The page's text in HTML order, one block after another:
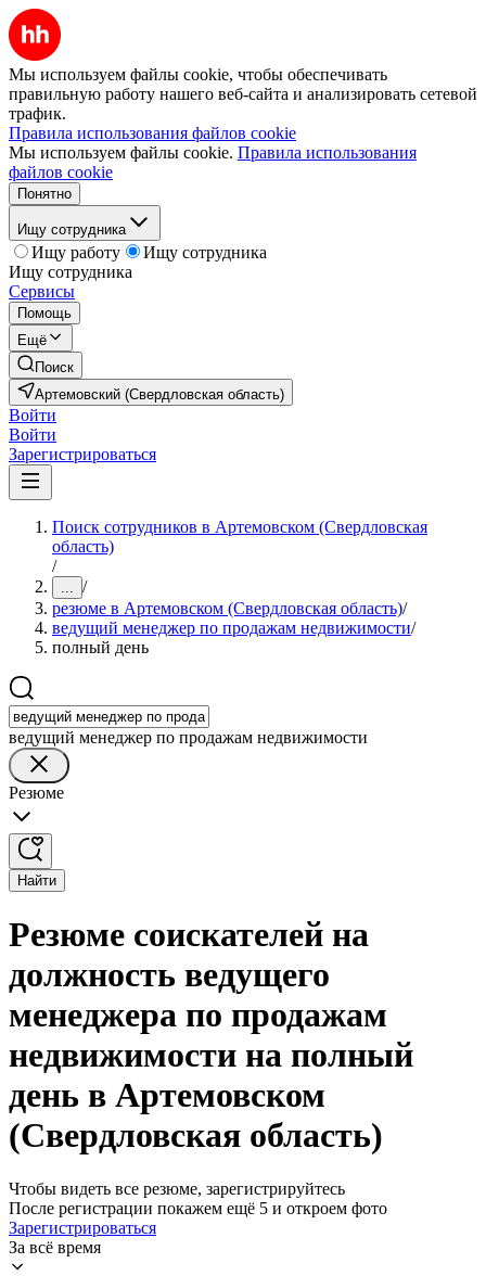
Мы используем файлы cookie, чтобы обеспечивать
правильную работу нашего веб-сайта и анализировать сетевой
трафик.
Правила использования файлов cookie
Мы используем файлы cookie. Правила использования
файлов cookie
Понятно
Ищу сотрудника
Ищу работу
Ищу сотрудника
Ищу сотрудника
Сервисы
Помощь
Ещё
Поиск
Артемовский (Свердловская область)
Войти
Войти
Зарегистрироваться
Поиск сотрудников в Артемовском (Свердловская
область)
/
... /
резюме в Артемовском (Свердловская область)/
ведущий менеджер по продажам недвижимости/
полный день
ведущий менеджер по продажам недвижимости
Резюме
Найти
Резюме соискателей на
должность ведущего
менеджера по продажам
недвижимости на полный
день в Артемовском
(Свердловская область)
Чтобы видеть все резюме, зарегистрируйтесь
После регистрации покажем ещё 5 и откроем фото
Зарегистрироваться
За всё время